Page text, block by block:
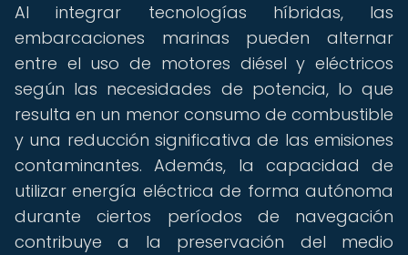
Al integrar tecnologías híbridas, las
embarcaciones marinas pueden alternar
entre el uso de motores diésel y eléctricos
según las necesidades de potencia, lo que
resulta en un menor consumo de combustible
y una reducción significativa de las emisiones
contaminantes. Además, la capacidad de
utilizar energía eléctrica de forma autónoma
durante ciertos períodos de navegación
contribuye a la preservación del medio